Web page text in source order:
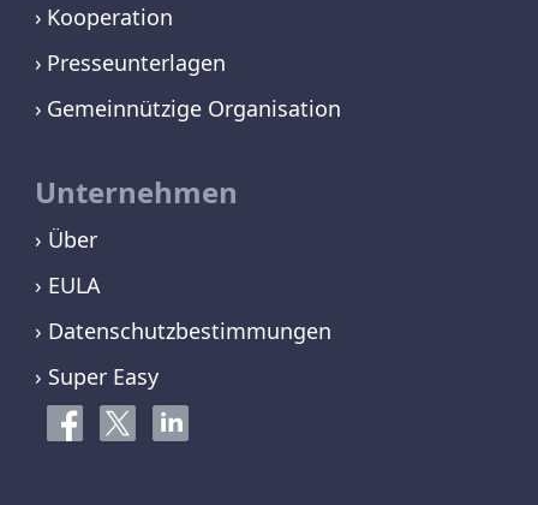
Kooperation
Presseunterlagen
Gemeinnützige Organisation
Unternehmen
› Über
› EULA
› Datenschutzbestimmungen
› Super Easy